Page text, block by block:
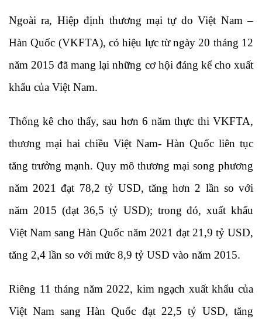
Ngoài ra, Hiệp định thương mại tự do Việt Nam –
Hàn Quốc (VKFTA), có hiệu lực từ ngày 20 tháng 12
năm 2015 đã mang lại những cơ hội đáng kể cho xuất
khẩu của Việt Nam.
Thống kê cho thấy, sau hơn 6 năm thực thi VKFTA,
thương mại hai chiều Việt Nam- Hàn Quốc liên tục
tăng trưởng mạnh. Quy mô thương mại song phương
năm 2021 đạt 78,2 tỷ USD, tăng hơn 2 lần so với
năm 2015 (đạt 36,5 tỷ USD); trong đó, xuất khẩu
Việt Nam sang Hàn Quốc năm 2021 đạt 21,9 tỷ USD,
tăng 2,4 lần so với mức 8,9 tỷ USD vào năm 2015.
Riêng 11 tháng năm 2022, kim ngạch xuất khẩu của
Việt Nam sang Hàn Quốc đạt 22,5 tỷ USD, tăng